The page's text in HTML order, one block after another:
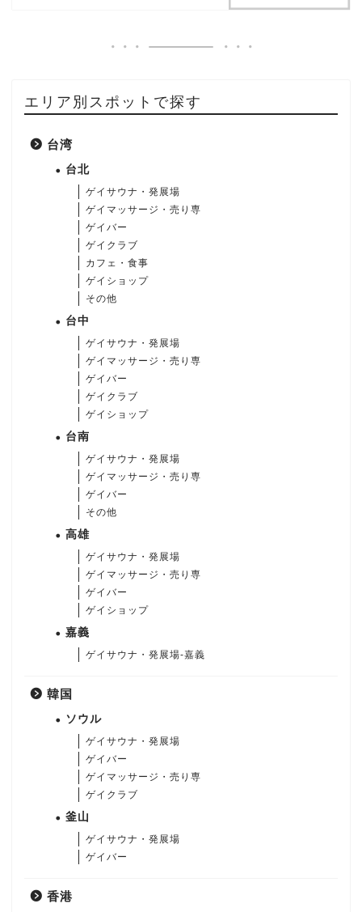
エリア別スポットで探す
台湾
台北
ゲイサウナ・発展場
ゲイマッサージ・売り専
ゲイバー
ゲイクラブ
カフェ・食事
ゲイショップ
その他
台中
ゲイサウナ・発展場
ゲイマッサージ・売り専
ゲイバー
ゲイクラブ
ゲイショップ
台南
ゲイサウナ・発展場
ゲイマッサージ・売り専
ゲイバー
その他
高雄
ゲイサウナ・発展場
ゲイマッサージ・売り専
ゲイバー
ゲイショップ
嘉義
ゲイサウナ・発展場-嘉義
韓国
ソウル
ゲイサウナ・発展場
ゲイバー
ゲイマッサージ・売り専
ゲイクラブ
釜山
ゲイサウナ・発展場
ゲイバー
香港